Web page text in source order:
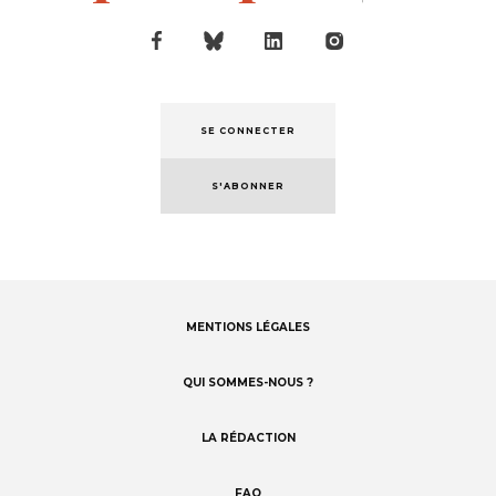
SE CONNECTER
S'ABONNER
MENTIONS LÉGALES
QUI SOMMES-NOUS ?
LA RÉDACTION